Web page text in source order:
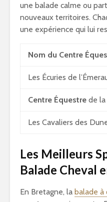
une balade calme ou
nouveaux territoires.
une expérience qui lui
Nom du Centre
Les Écuries de
Centre Équestre de la
Les Cavaliers des
Les Meilleurs
Balade Cheval
En Bretagne, la balade à